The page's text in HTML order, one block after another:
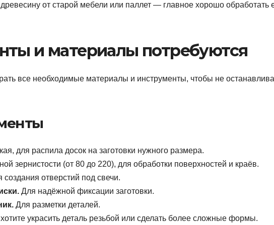
от старой мебели или паллет — главное хорошо обработать
и материалы потребуются
все необходимые материалы и инструменты, чтобы не
для распила досок на заготовки нужного размера.
зернистости (от 80 до 220), для обработки поверхностей и краёв.
создания отверстий под свечи.
Для надёжной фиксации заготовки.
Для разметки деталей.
украсить деталь резьбой или сделать более сложные формы.